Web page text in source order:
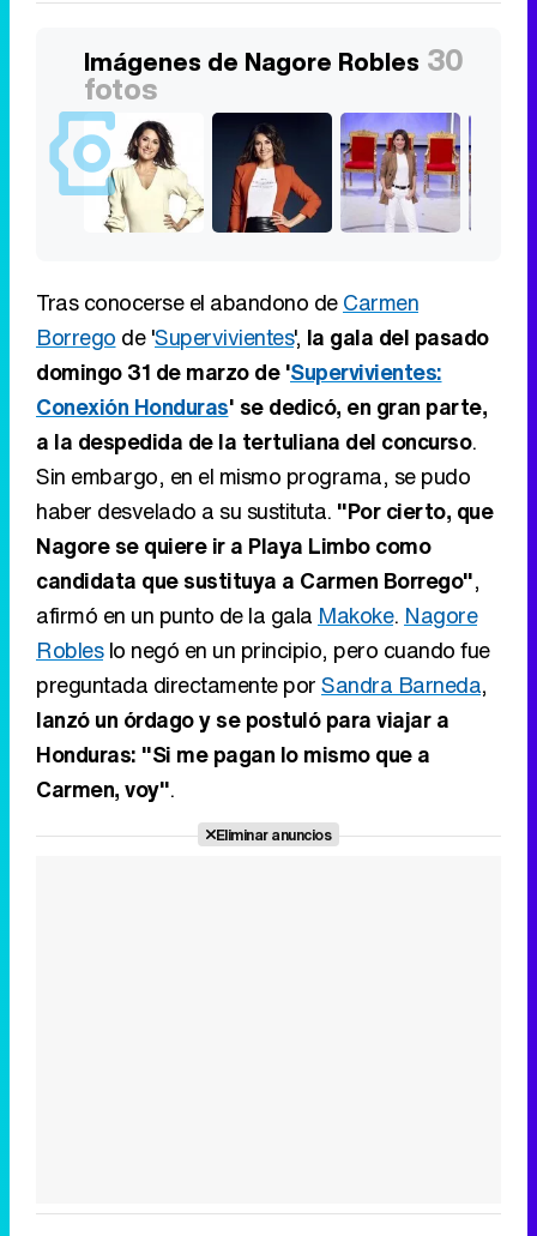
Imágenes de Nagore Robles 30
fotos
Tras conocerse el abandono deCarmen
Borrego de 'Supervivientes', la gala del pasado
domingo 31 de marzo de 'Supervivientes:
Conexión Honduras' se dedicó, en gran parte,
a la despedida de la tertuliana del concurso.
Sin embargo, en el mismo programa, se pudo
haber desvelado a su sustituta. "Por cierto, que
Nagore se quiere ir a Playa Limbo como
candidata que sustituya a Carmen Borrego",
afirmó en un punto de la gala Makoke. Nagore
Robleslo negó en un principio, pero cuando fue
preguntada directamente porSandra Barneda,
lanzó un órdago y se postuló para viajar a
Honduras: "Si me pagan lo mismo que a
Carmen, voy".
Eliminar anuncios